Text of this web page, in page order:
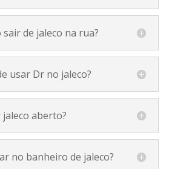
de jaleco na rua?
usar Dr no jaleco?
jaleco aberto?
no banheiro de jaleco?